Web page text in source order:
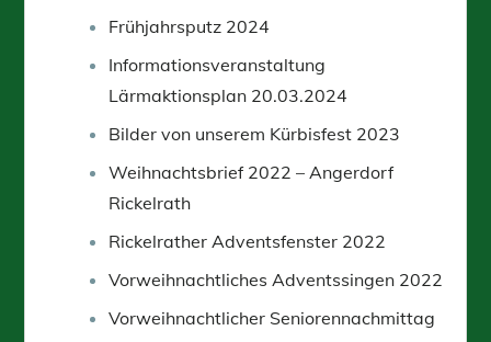
Frühjahrsputz 2024
Informationsveranstaltung
Lärmaktionsplan 20.03.2024
Bilder von unserem Kürbisfest 2023
Weihnachtsbrief 2022 – Angerdorf
Rickelrath
Rickelrather Adventsfenster 2022
Vorweihnachtliches Adventssingen 2022
Vorweihnachtlicher Seniorennachmittag